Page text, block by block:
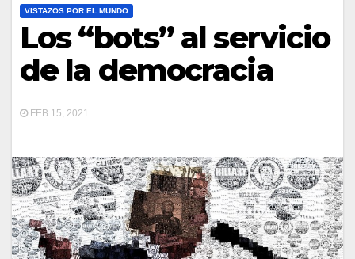
VISTAZOS POR EL MUNDO
Los “bots” al servicio
de la democracia
FEB 15, 2021